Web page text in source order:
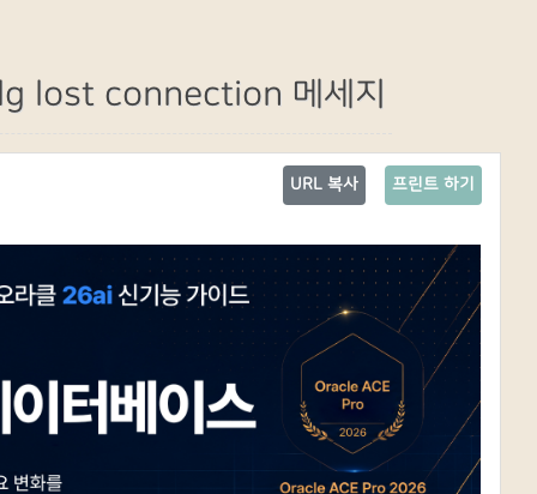
lost connection 메세지
프린트 하기
URL 복사